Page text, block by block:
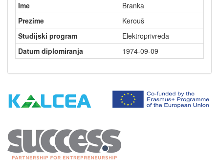
Ime
Branka
Prezime
Kerouš
Studijski program
Elektroprivreda
Datum diplomiranja
1974-09-09